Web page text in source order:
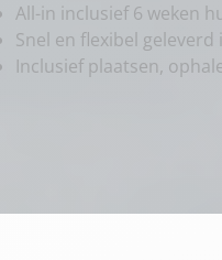
All-in inclusief 6 weken
Snel en flexibel geleverd
Inclusief plaatsen,